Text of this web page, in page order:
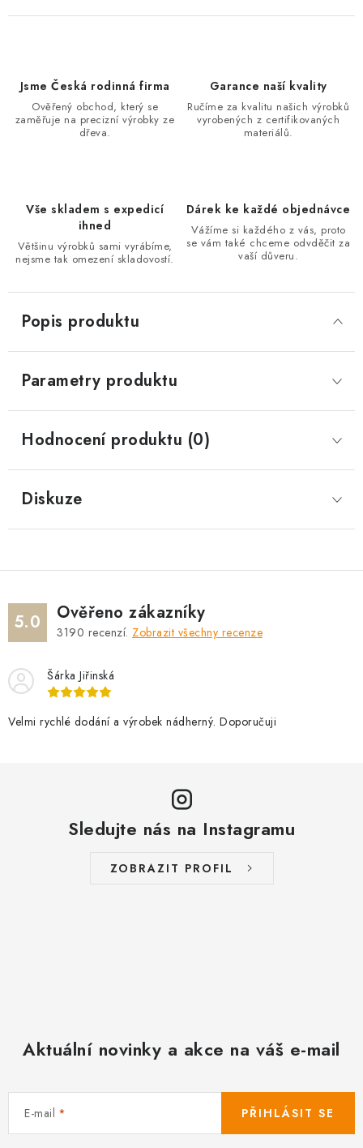
Jsme Česká rodinná firma
Ověřený obchod, který se
zaměřuje na precizní výrobky ze
dřeva.
Garance naší kvality
Ručíme za kvalitu našich výrobků
vyrobených z certifikovaných
materiálů.
Vše skladem s expedicí
ihned
Většinu výrobků sami vyrábíme,
nejsme tak omezení skladovostí.
Dárek ke každé objednávce
Vážíme si každého z vás, proto
se vám také chceme odvděčit za
vaší důveru.
Popis produktu
Parametry produktu
Hodnocení produktu (0)
Diskuze
5.0 Ověřeno zákazníky
3190 recenzí. Zobrazit všechny recenze
Šárka Jiřinská
Velmi rychlé dodání a výrobek nádherný. Doporučuji
Sledujte nás na Instagramu
ZOBRAZIT PROFIL
Aktuální novinky a akce na váš e-mail
E-mail PŘIHLÁSIT SE